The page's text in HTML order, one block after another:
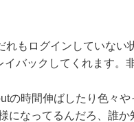
もログインしていない
バックしてくれます。
の時間伸ばしたり色々
なってるんだろ、誰か